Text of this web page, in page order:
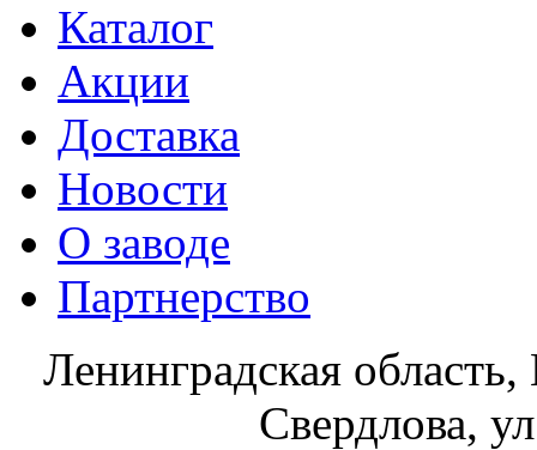
Каталог
Акции
Доставка
Новости
О заводе
Партнерство
Ленинградская
Свердлова,